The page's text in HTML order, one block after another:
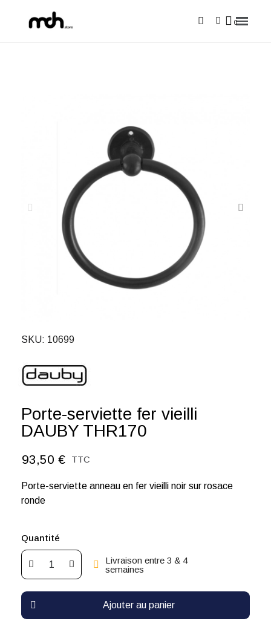
SKU 10699
Porte-serviette fer vieilli
DAUBY THR170
93,50 € TTC
Porte-serviette anneau en fer vieilli noir sur rosace
ronde
Quantité
Livraison entre 3 & 4
semaines
Ajouter au panier